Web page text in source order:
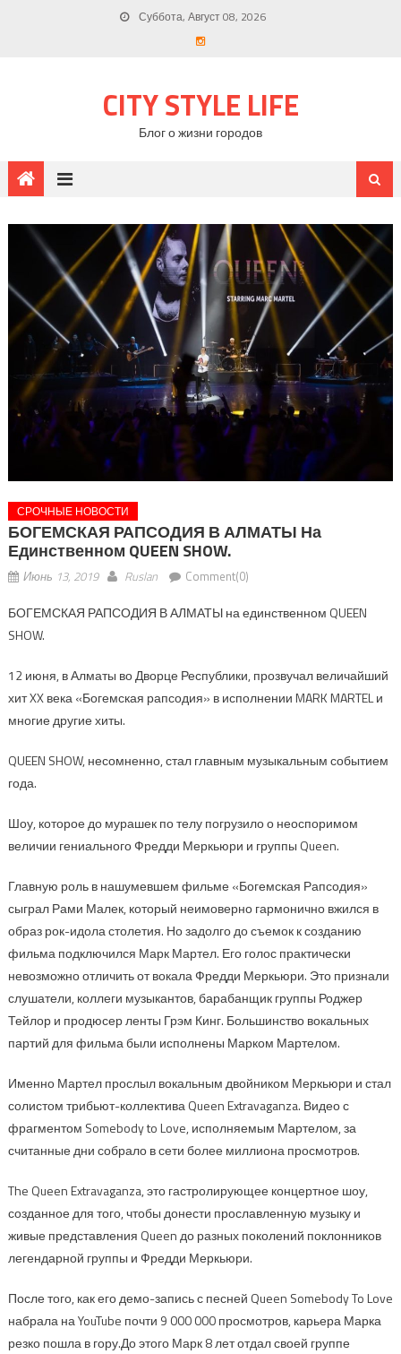
Суббота, Август 08, 2026
CITY STYLE LIFE
Блог о жизни городов
СРОЧНЫЕ НОВОСТИ
БОГЕМСКАЯ РАПСОДИЯ В АЛМАТЫ На
Единственном QUEEN SHOW.
Июнь 13, 2019 Ruslan Comment(0)
БОГЕМСКАЯ РАПСОДИЯ В АЛМАТЫ на единственном QUEEN
SHOW.
12 июня, в Алматы во Дворце Республики, прозвучал величайший
хит XX века «Богемская рапсодия» в исполнении MARK MARTEL и
многие другие хиты.
QUEEN SHOW, несомненно, стал главным музыкальным событием
года.
Шоу, которое до мурашек по телу погрузило о неоспоримом
величии гениального Фредди Меркьюри и группы Queen.
Главную роль в нашумевшем фильме «Богемская Рапсодия»
сыграл Рами Малек, который неимоверно гармонично вжился в
образ рок-идола столетия. Но задолго до съемок к созданию
фильма подключился Марк Мартел. Его голос практически
невозможно отличить от вокала Фредди Меркьюри. Это признали
слушатели, коллеги музыкантов, барабанщик группы Роджер
Тейлор и продюсер ленты Грэм Кинг. Большинство вокальных
партий для фильма были исполнены Марком Мартелом.
Именно Мартел прослыл вокальным двойником Меркьюри и стал
солистом трибьют-коллектива Queen Extravaganza. Видео с
фрагментом Somebody to Love, исполняемым Мартелом, за
считанные дни собрало в сети более миллиона просмотров.
The Queen Extravaganza, это гастролирующее концертное шоу,
созданное для того, чтобы донести прославленную музыку и
живые представления Queen до разных поколений поклонников
легендарной группы и Фредди Меркьюри.
После того, как его демо-запись с песней Queen Somebody To Love
набрала на YouTube почти 9 000 000 просмотров, карьера Марка
резко пошла в гору.До этого Марк 8 лет отдал своей группе